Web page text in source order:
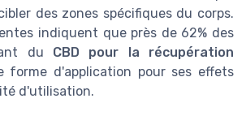
des zones spécifiques du corps.
indiquent que près de 62% des
du CBD pour la récupération
forme d'application pour ses effets
d'utilisation.